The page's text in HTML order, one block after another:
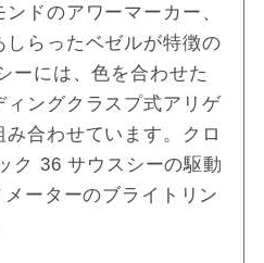
ドのアワーマーカー、
しらったベゼルが特徴の
ーには、色を合わせた
ィングクラスプ式アリゲ
合わせています。クロ
ク 36 サウスシーの駆動
ーターのブライトリン